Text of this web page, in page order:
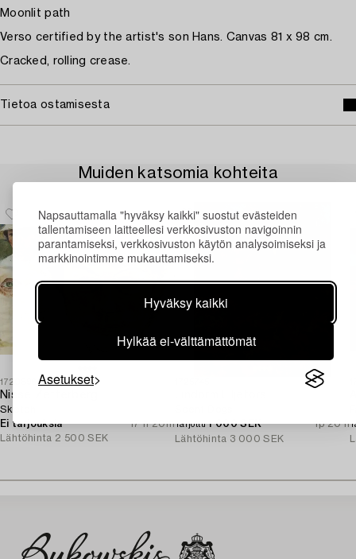
Napsauttamalla "hyväksy kaikki" suostut evästeiden
tallentamiseen laitteellesi verkkosivuston navigoinnin
parantamiseksi, verkkosivuston käytön analysoimiseksi ja
markkinointimme mukauttamiseksi.
Hyväksy kaikki
Hylkää ei-välttämättömät
Asetukset
Moonlit path
Verso certified by the artist's son Hans. Canvas 81 x 98 cm.
Cracked, rolling crease.
Tietoa ostamisesta
Muiden katsomia kohteita
1720896
Nisse Zetterberg
Sketch.
Ei tarjouksia
17 h 20m
Lähtöhinta 2 500 SEK
Tarjottu1 000 SEK
1p 20 h
Lähtöhinta 3 000 SEK